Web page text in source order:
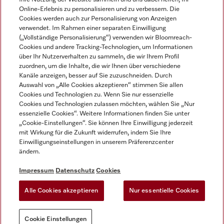
Impressum
AGB
Datenschutz
Nutzungsbedigungen
EU-Gesetzen über digitale Dienste
Miele auf Instagram
Miele auf Facebook
Miele auf Youtube
Online-Erlebnis zu personalisieren und zu verbessern. Die
Cookies werden auch zur Personalisierung von Anzeigen
verwendet. Im Rahmen einer separaten Einwilligung
(„Vollständige Personalisierung“) verwenden wir Bloomreach-
Cookies und andere Tracking-Technologien, um Informationen
über Ihr Nutzerverhalten zu sammeln, die wir Ihrem Profil
zuordnen, um die Inhalte, die wir Ihnen über verschiedene
Kanäle anzeigen, besser auf Sie zuzuschneiden. Durch
Auswahl von „Alle Cookies akzeptieren“ stimmen Sie allen
Cookies und Technologien zu. Wenn Sie nur essenzielle
Cookies und Technologien zulassen möchten, wählen Sie „Nur
essenzielle Cookies“. Weitere Informationen finden Sie unter
„Cookie-Einstellungen“. Sie können Ihre Einwilligung jederzeit
mit Wirkung für die Zukunft widerrufen, indem Sie Ihre
Einwilligungseinstellungen in unserem Präferenzcenter
ändern.
Impressum Datenschutz Cookies
Alle Cookies akzeptieren Nur essentielle Cookies
Cookie Einstellungen